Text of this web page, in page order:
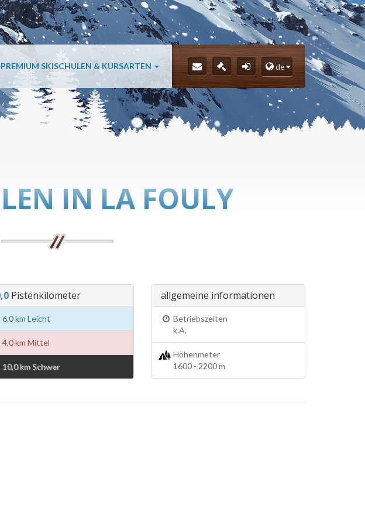
PREMIUM SKISCHULEN & KURSARTEN de
IN LA FOULY
Pistenkilometer
6,0 km Leicht
4,0 km Mittel
10,0 km Schwer
allgemeine informationen
Betriebszeiten
k.A.
Höhenmeter
1600 - 2200 m